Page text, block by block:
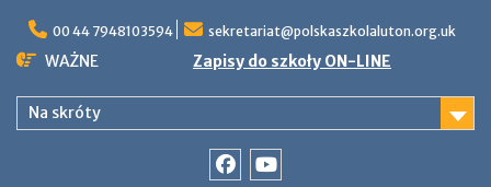
content
00 44 7948103594 sekretariat@polskaszkolaluton.org.uk
WAŻNE Zapisy do szkoły ON-LINE
Na skróty